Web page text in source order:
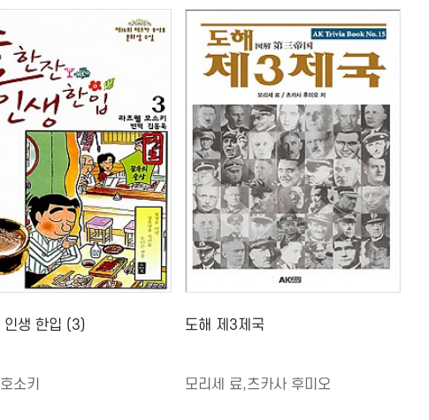
인생 한입 (3)
소키
도해 제3제국
모리세 료,츠카사 후미오